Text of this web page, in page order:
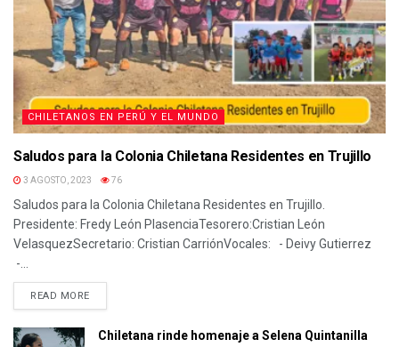
CHILETANOS EN PERÚ Y EL MUNDO
Saludos para la Colonia Chiletana Residentes en Trujillo
3 AGOSTO, 2023 76
Saludos para la Colonia Chiletana Residentes en Trujillo.
Presidente: Fredy León PlasenciaTesorero:Cristian León
VelasquezSecretario: Cristian CarriónVocales: - Deivy Gutierrez
-...
READ MORE
Chiletana rinde homenaje a Selena Quintanilla